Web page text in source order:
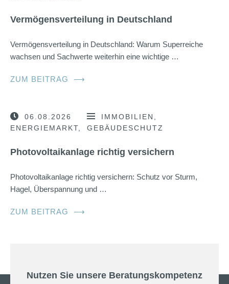
Vermögensverteilung in Deutschland
Vermögensverteilung in Deutschland: Warum Superreiche
wachsen und Sachwerte weiterhin eine wichtige …
ZUM BEITRAG ⟶
06.08.2026
IMMOBILIEN
ENERGIEMARKT
GEBÄUDESCHUTZ
Photovoltaikanlage richtig versichern
Photovoltaikanlage richtig versichern: Schutz vor Sturm,
Hagel, Überspannung und …
ZUM BEITRAG ⟶
Nutzen Sie unsere Beratungskompetenz